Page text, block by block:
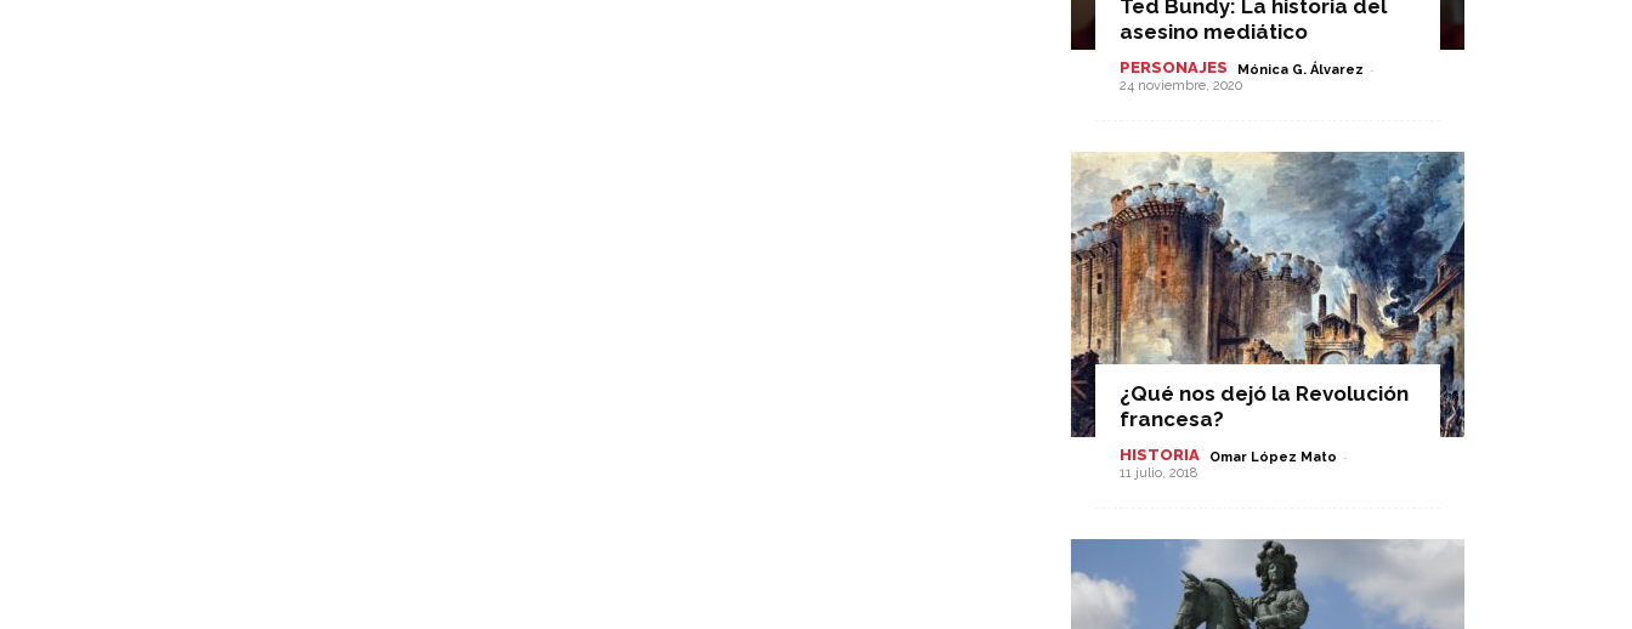
Ted Bundy: La historia del
asesino mediático
PERSONAJES Mónica G. Álvarez -
24 noviembre, 2020
¿Qué nos dejó la Revolución
francesa?
HISTORIA Omar López Mato -
11 julio, 2018